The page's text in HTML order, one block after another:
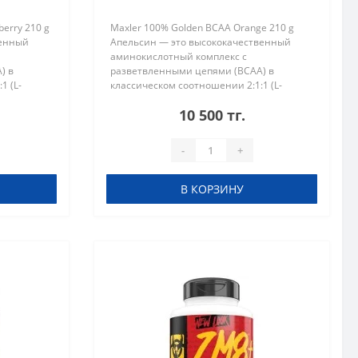
210 g
в
(L-
Maxler 100% Golden BCAA Orange 210 g
Апельсин — это высококачественный
аминокислотный комплекс с
разветвленными цепями (BCAA) в
классическом соотношении 2:1:1 (L-
продукт идеально подходит для
10 500 тг.
- +
В КОРЗИНУ